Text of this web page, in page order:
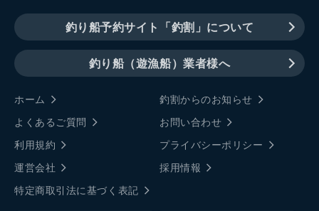
釣り船予約サイト「釣割」について
釣り船（遊漁船）業者様へ
ホーム
釣割からのお知らせ
よくあるご質問
お問い合わせ
利用規約
プライバシーポリシー
運営会社
採用情報
特定商取引法に基づく表記